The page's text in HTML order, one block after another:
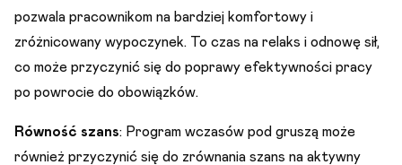
pozwala pracownikom na bardziej komfortowy i
zróżnicowany wypoczynek. To czas na relaks i odnowę sił,
co może przyczynić się do poprawy efektywności pracy
po powrocie do obowiązków.
Równość szans: Program wczasów pod gruszą może
również przyczynić się do zrównania szans na aktywny